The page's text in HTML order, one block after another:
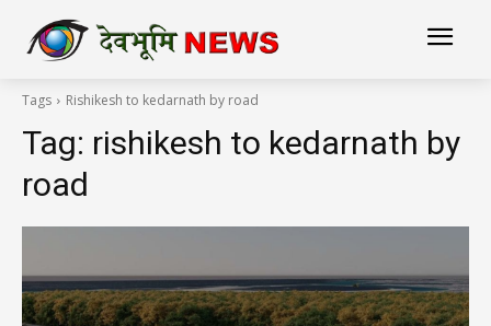
Tags Rishikesh to kedarnath by road
Tag: rishikesh to kedarnath by
road